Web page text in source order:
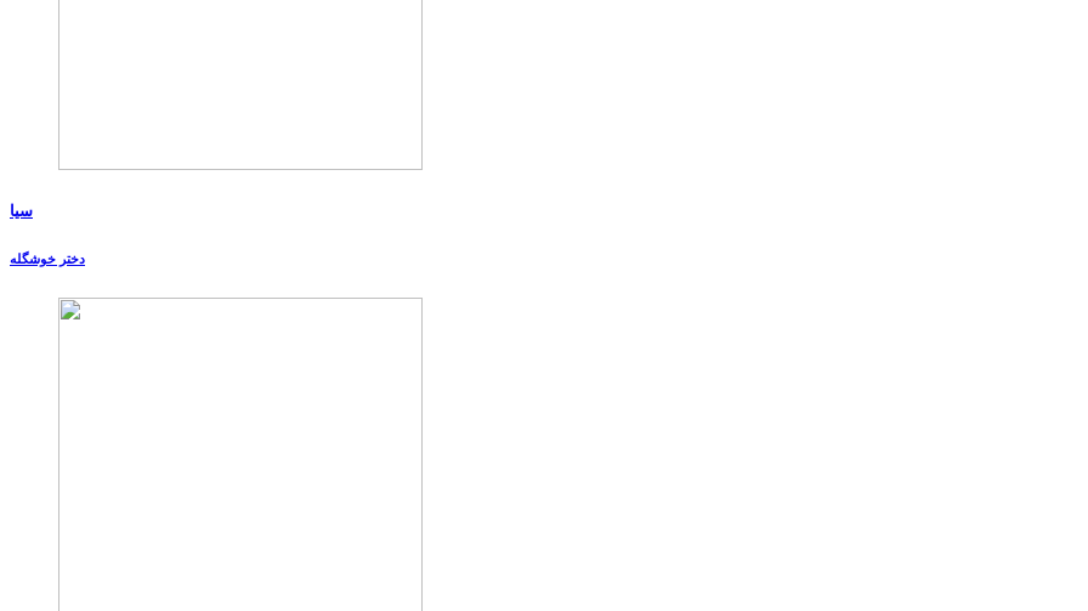
سیا
دختر خوشگله